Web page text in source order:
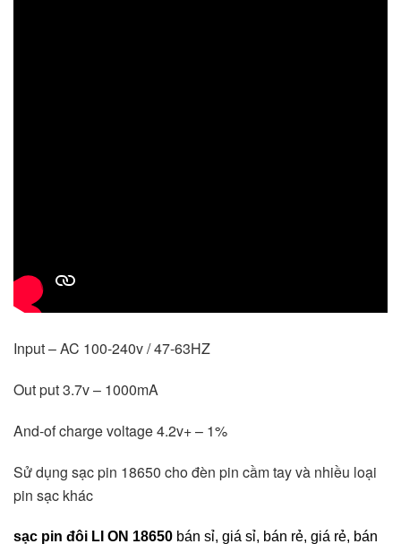
Input – AC 100-240v / 47-63HZ
Out put 3.7v – 1000mA
And-of charge voltage 4.2v+ – 1%
Sử dụng sạc pin 18650 cho đèn pin cầm tay và nhiều loại
pin sạc khác
sạc pin đôi LI ON 18650 bán sỉ, giá sỉ, bán rẻ, giá rẻ, bán